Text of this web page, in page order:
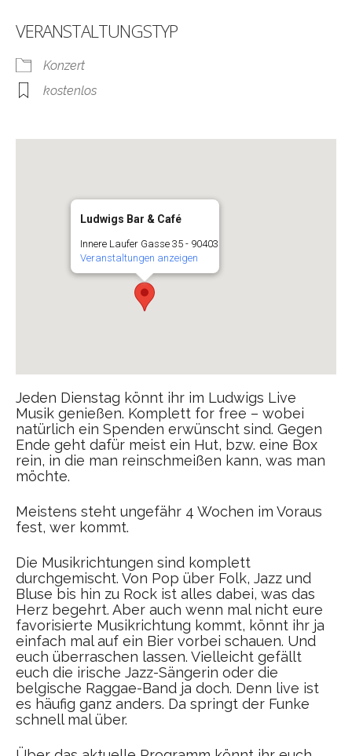
VERANSTALTUNGSTYP
Konzert
kostenlos
Ludwigs Bar & Café
Innere Laufer Gasse 35 - 90403
Veranstaltungen anzeigen
Jeden Dienstag könnt ihr im Ludwigs Live
Musik genießen. Komplett for free – wobei
natürlich ein Spenden erwünscht sind. Gegen
Ende geht dafür meist ein Hut, bzw. eine Box
rein, in die man reinschmeißen kann, was man
möchte.
Meistens steht ungefähr 4 Wochen im Voraus
fest, wer kommt.
Die Musikrichtungen sind komplett
durchgemischt. Von Pop über Folk, Jazz und
Bluse bis hin zu Rock ist alles dabei, was das
Herz begehrt. Aber auch wenn mal nicht eure
favorisierte Musikrichtung kommt, könnt ihr ja
einfach mal auf ein Bier vorbei schauen. Und
euch überraschen lassen. Vielleicht gefällt
euch die irische Jazz-Sängerin oder die
belgische Raggae-Band ja doch. Denn live ist
es häufig ganz anders. Da springt der Funke
schnell mal über.